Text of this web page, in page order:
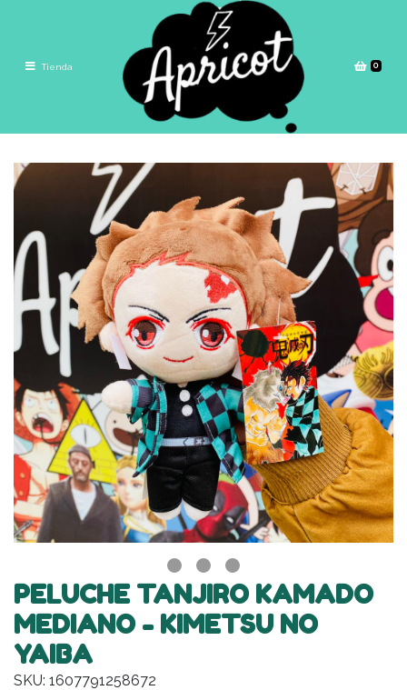
Tienda 0
PELUCHE TANJIRO KAMADO
MEDIANO - KIMETSU NO
YAIBA
SKU: 1607791258672